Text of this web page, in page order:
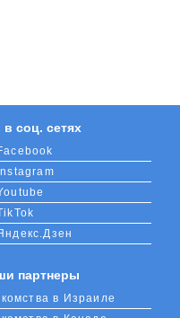
соц. сетях
партнеры
в Израиле